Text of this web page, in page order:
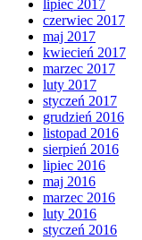
lipiec 2017
czerwiec 2017
maj 2017
kwiecień 2017
marzec 2017
luty 2017
styczeń 2017
grudzień 2016
listopad 2016
sierpień 2016
lipiec 2016
maj 2016
marzec 2016
luty 2016
styczeń 2016